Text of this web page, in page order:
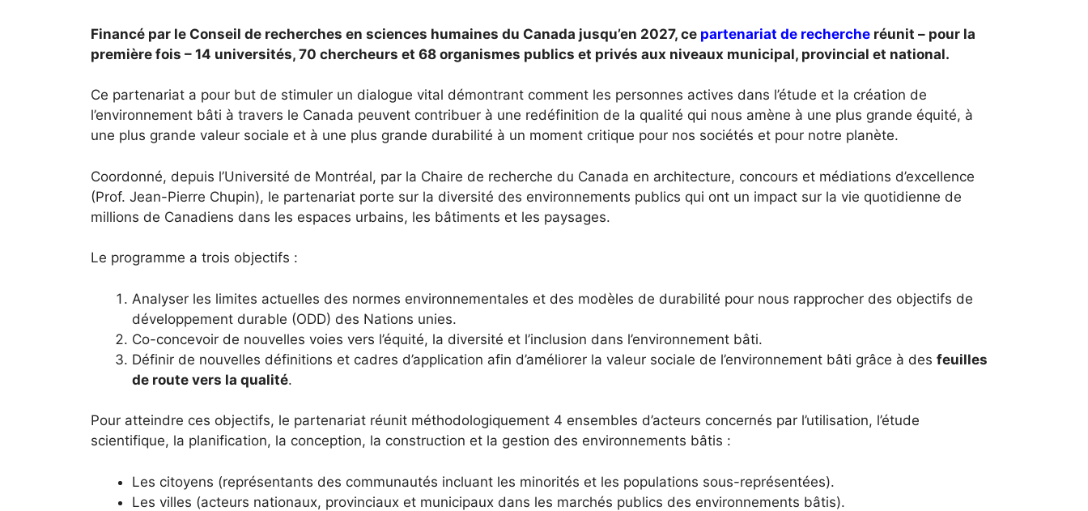
Financé par le Conseil de recherches en sciences humaines du Canada jusqu’en 2027, ce partenariat de recherche réunit – pour la
première fois – 14 universités, 70 chercheurs et 68 organismes publics et privés aux niveaux municipal, provincial et national.
Ce partenariat a pour but de stimuler un dialogue vital démontrant comment les personnes actives dans l’étude et la création de
l’environnement bâti à travers le Canada peuvent contribuer à une redéfinition de la qualité qui nous amène à une plus grande équité, à
une plus grande valeur sociale et à une plus grande durabilité à un moment critique pour nos sociétés et pour notre planète.
Coordonné, depuis l’Université de Montréal, par la Chaire de recherche du Canada en architecture, concours et médiations d’excellence
(Prof. Jean-Pierre Chupin), le partenariat porte sur la diversité des environnements publics qui ont un impact sur la vie quotidienne de
millions de Canadiens dans les espaces urbains, les bâtiments et les paysages.
Le programme a trois objectifs :
Analyser les limites actuelles des normes environnementales et des modèles de durabilité pour nous rapprocher des objectifs de
développement durable (ODD) des Nations unies.
Co-concevoir de nouvelles voies vers l’équité, la diversité et l’inclusion dans l’environnement bâti.
Définir de nouvelles définitions et cadres d’application afin d’améliorer la valeur sociale de l’environnement bâti grâce à des feuilles
de route vers la qualité.
Pour atteindre ces objectifs, le partenariat réunit méthodologiquement 4 ensembles d’acteurs concernés par l’utilisation, l’étude
scientifique, la planification, la conception, la construction et la gestion des environnements bâtis :
Les citoyens (représentants des communautés incluant les minorités et les populations sous-représentées).
Les villes (acteurs nationaux, provinciaux et municipaux dans les marchés publics des environnements bâtis).